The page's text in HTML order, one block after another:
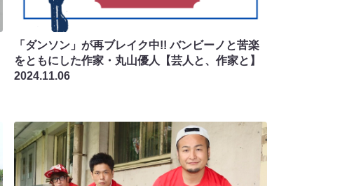
「ダンソン」が再ブレイク中!! バンビーノと苦楽
をともにした作家・丸山優人【芸人と、作家と】
2024.11.06